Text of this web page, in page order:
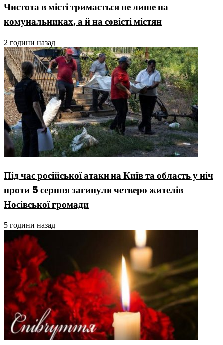
Чистота в місті тримається не лише на
комунальниках, а й на совісті містян
2 години назад
Під час російської атаки на Київ та область у ніч
проти 5 серпня загинули четверо жителів
Носівської громади
5 години назад